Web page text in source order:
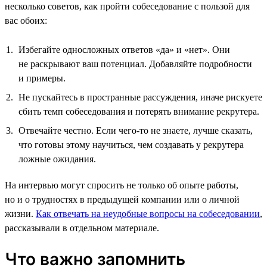
несколько советов, как пройти собеседование с пользой для
вас обоих:
Избегайте односложных ответов «да» и «нет». Они
не раскрывают ваш потенциал. Добавляйте подробности
и примеры.
Не пускайтесь в пространные рассуждения, иначе рискуете
сбить темп собеседования и потерять внимание рекрутера.
Отвечайте честно. Если чего-то не знаете, лучше сказать,
что готовы этому научиться, чем создавать у рекрутера
ложные ожидания.
На интервью могут спросить не только об опыте работы,
но и о трудностях в предыдущей компании или о личной
жизни. Как отвечать на неудобные вопросы на собеседовании,
рассказывали в отдельном материале.
Что важно запомнить